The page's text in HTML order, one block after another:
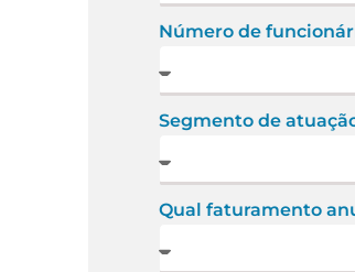
Número de
Segmento de
Qual faturamento